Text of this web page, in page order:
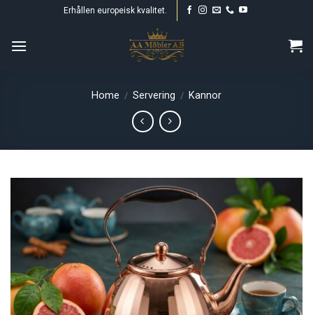
content
Erhållen europeisk kvalitet.
Home / Servering / Kannor